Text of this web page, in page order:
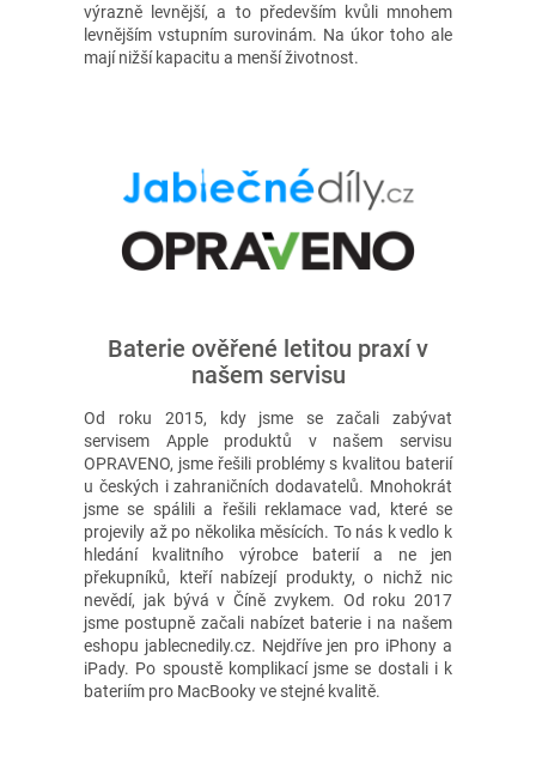
výrazně levnější, a to především kvůli mnohem
levnějším vstupním surovinám. Na úkor toho ale
mají nižší kapacitu a menší životnost.
Baterie ověřené letitou praxí v
našem servisu
Od roku 2015, kdy jsme se začali zabývat
servisem Apple produktů v našem servisu
OPRAVENO, jsme řešili problémy s kvalitou baterií
u českých i zahraničních dodavatelů. Mnohokrát
jsme se spálili a řešili reklamace vad, které se
projevily až po několika měsících. To nás k vedlo k
hledání kvalitního výrobce baterií a ne jen
překupníků, kteří nabízejí produkty, o nichž nic
nevědí, jak bývá v Číně zvykem. Od roku 2017
jsme postupně začali nabízet baterie i na našem
eshopu jablecnedily.cz. Nejdříve jen pro iPhony a
iPady. Po spoustě komplikací jsme se dostali i k
bateriím pro MacBooky ve stejné kvalitě.